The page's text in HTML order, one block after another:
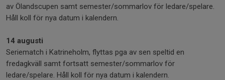
av Ölandscupen samt semester/sommarlov för ledare/spelare.
Håll koll för nya datum i kalendern.
14 augusti
Seriematch i Katrineholm, flyttas pga av sen speltid en
fredagkväll samt fortsatt semester/sommarlov för
ledare/spelare. Håll koll för nya datum i kalendern.